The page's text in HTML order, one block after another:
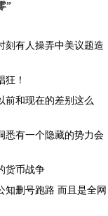
”
刻有人操弄中美议题造
狂！
前和现在的差别这么
悉有一个隐藏的势力会
货币战争
知删号跑路 而且是全网